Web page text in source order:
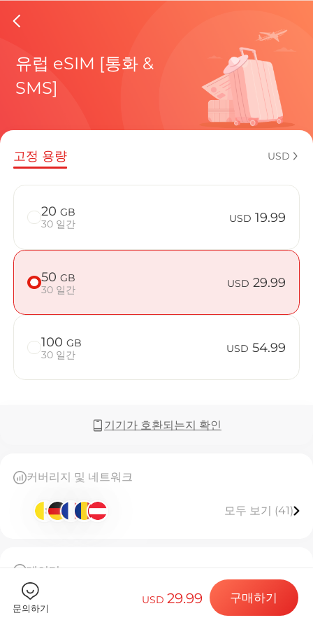
현재 목적
eSIM을 즐
Bulgaria에
Billion
목적지 및 데
eSIM 설치하
데이터 요금
유럽 eSIM [통화 &
SMS]
고정 용량 USD
20 GB
30 일간
USD 19.99
50 GB
30 일간
USD 29.99
100 GB
30 일간
USD 54.99
기기가 호환되는지 확인
커버리지 및 네트워크
모두 보기 (41)
데이터
50GB 고속 데이터, 소진 시 연결 중단
이 eSIM은 한 번만 설치할 수 있습니다
[eSIM 사용 안내]
문의하기
USD29.99 구매하기